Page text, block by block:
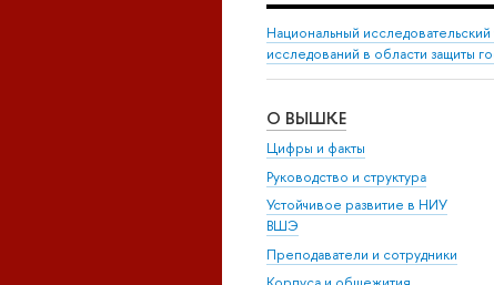
Национальный
исследований в области защиты
О ВЫШКЕ
Цифры и факты
Руководство и структура
Устойчивое развитие в НИУ
ВШЭ
Преподаватели и сотрудники